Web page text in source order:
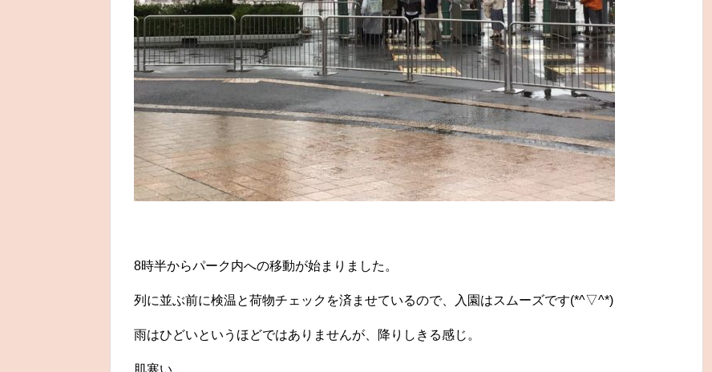
8時半からパーク内への移動が始まりました。
列に並ぶ前に検温と荷物チェックを済ませているので、入園はスムーズです(*^▽^*)
雨はひどいというほどではありませんが、降りしきる感じ。